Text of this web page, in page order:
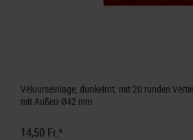
Velourseinlage, dunkelrot, mit 20 runden
mit Außen-Ø42 mm
14,50 Fr.*